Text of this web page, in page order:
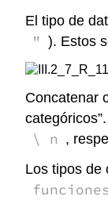
El tipo de
" ). Estos
Concatenar
\ n ,
Los tipos de